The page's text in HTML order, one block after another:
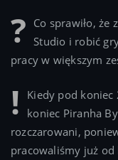
Co sprawiło, że
Studio i robić
pracy w większym
Kiedy pod
koniec Piranha
rozczarowani,
pracowaliśmy już